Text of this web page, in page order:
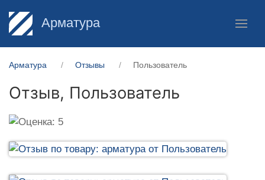
Арматура
Арматура Отзывы Пользователь
Отзыв, Пользователь